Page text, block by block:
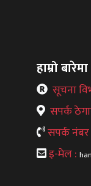
हाम्रो बारेमा
सूचना
सपर्क
सपर्क नंबर
इ-मेल :